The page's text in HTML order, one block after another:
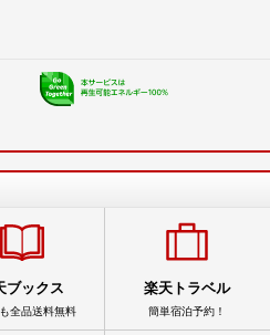
ブックス
全品送料無料
楽天トラベル
簡単宿泊予約！